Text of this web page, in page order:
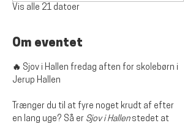
Vis alle 21 datoer
Om eventet
🔥 Sjov i Hallen fredag aften for skolebørn i
Jerup Hallen
Trænger du til at fyre noget krudt af efter
en lang uge? Så er Sjov i Hallen stedet at